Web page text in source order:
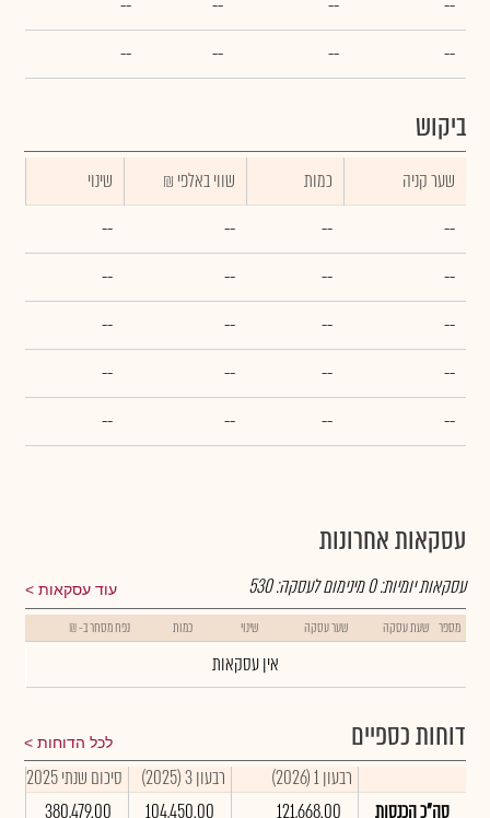
--
--
--
--
--
--
--
--
ביקוש
שער קניה כמות ₪ שווי באלפי
שינוי
--
--
--
--
--
--
--
--
--
--
--
--
--
--
--
--
--
--
--
--
עסקאות אחרונות
עוד עסקאות עסקאות יומיות:0מינימום לעסקה:530
מספר שעת עסקה שער עסקה שינוי כמות נפח מסחר ב- ₪
אין עסקאות
דוחות כספיים לכל הדוחות
רבעון 1 (2026) רבעון 3 (2025)
סיכום שנתי 2025
סה"כ הכנסות
121,668.00
104,450.00
380,479.00